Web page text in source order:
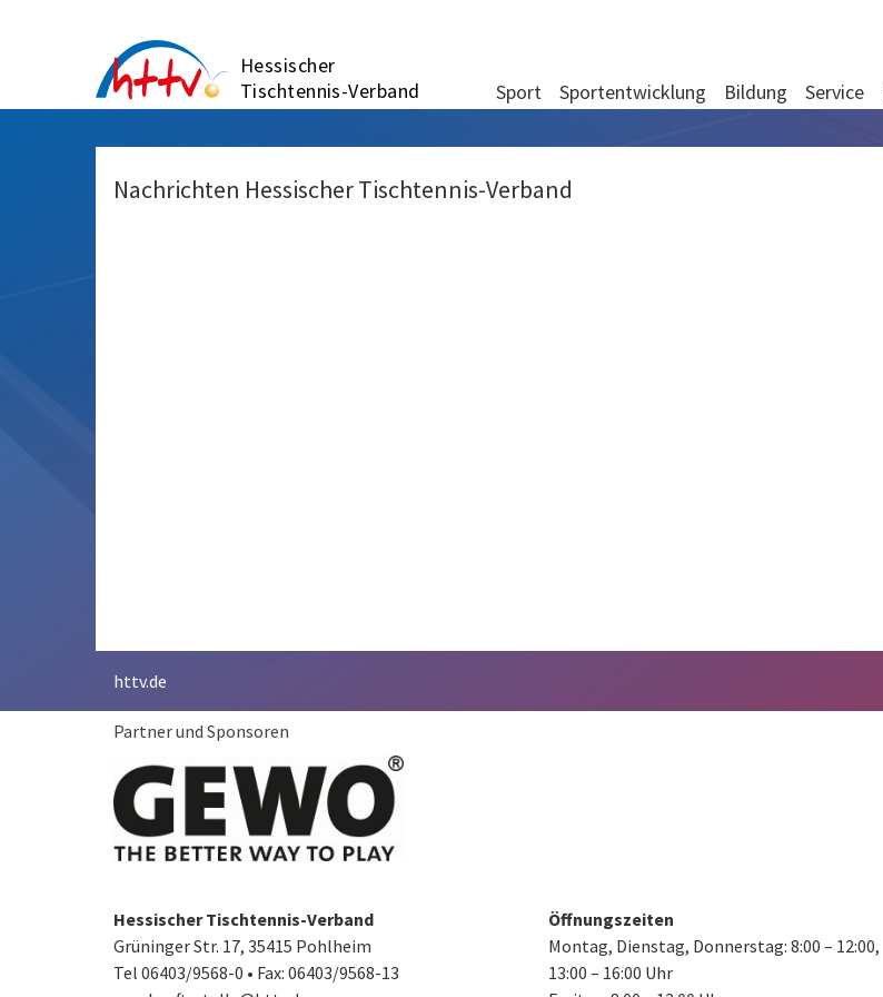
Hessischer
Tischtennis-Verband
Sport Sportentwicklung Bildung Service
Nachrichten Hessischer Tischtennis-Verband
httv.de
Partner und Sponsoren
Hessischer Tischtennis-Verband
Grüninger Str. 17, 35415 Pohlheim
Tel 06403/9568-0 • Fax: 06403/9568-13
Öffnungszeiten
Montag, Dienstag, Donnerstag: 8:00 – 12:00,
13:00 – 16:00 Uhr